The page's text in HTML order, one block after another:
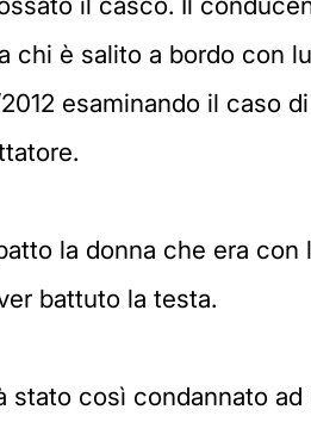
chi è salito a bordo con
esaminando il caso
la donna che era con
battuto la testa.
stato così condannato